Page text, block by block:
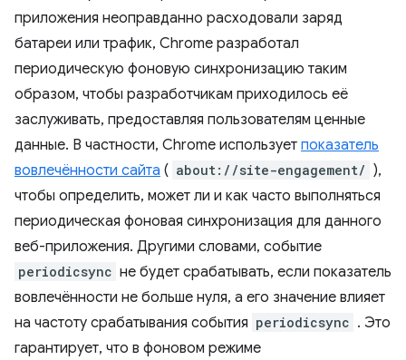
приложения неоправданно расходовали заряд
батареи или трафик, Chrome разработал
периодическую фоновую синхронизацию таким
образом, чтобы разработчикам приходилось её
заслуживать, предоставляя пользователям ценные
данные. В частности, Chrome использует показатель
вовлечённости сайта ( about://site-engagement/ ),
чтобы определить, может ли и как часто выполняться
периодическая фоновая синхронизация для данного
веб-приложения. Другими словами, событие
periodicsync не будет срабатывать, если показатель
вовлечённости не больше нуля, а его значение влияет
на частоту срабатывания события periodicsync . Это
гарантирует, что в фоновом режиме